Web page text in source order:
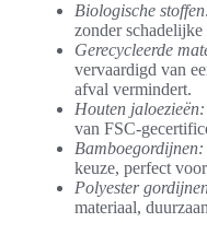
Biologische
zonder
Gerecycleerde
vervaardigd van
afval vermindert.
Houten jaloezieën:
van FSC-
Bamboegordijnen:
keuze, perfect
Polyester
materiaal,